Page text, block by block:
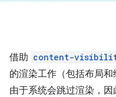
借助 content-
的渲染工作（包括布局和
由于系统会跳过渲染，